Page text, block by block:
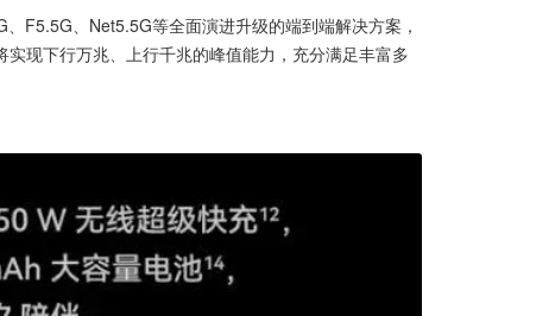
F5.5G、Net5.5G等全面演进升级的端到端解决方案，
现下行万兆、上行千兆的峰值能力，充分满足丰富多